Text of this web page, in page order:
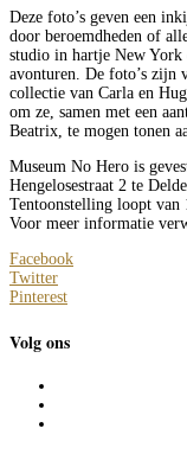
Deze foto’s geven een
door beroemdheden of
studio in hartje New York
avonturen. De foto’s zijn
collectie van Carla en
om ze, samen met een
Beatrix, te mogen tonen
Museum No Hero is
Hengelosestraat 2 te
Tentoonstelling loopt van
Voor meer informatie
Facebook
Twitter
Pinterest
Volg ons